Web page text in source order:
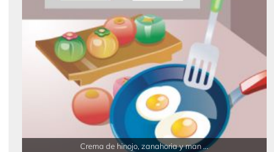
Crema de hinojo, zanahoria y man ...